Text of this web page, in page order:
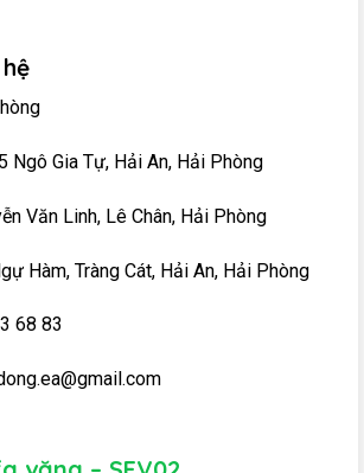
Ngô Gia Tự, Hải An, Hải Phòng
Văn Linh, Lê Chân, Hải Phòng
Hàm, Tràng Cát, Hải An, Hải Phòng
68 83